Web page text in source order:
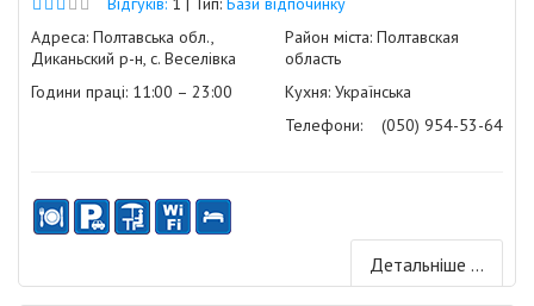
Адреса: Полтавська обл.,
Диканьский р-н, с. Веселівка
Години праці: 11:00 – 23:00
Район міста: Полтавская
область
Кухня: Українська
Телефони:
(050) 954-53-64
Детальніше ...